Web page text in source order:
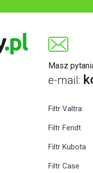
Masz
e-mail:
Filtr Valtra
Filtr Fendt
Filtr Kubota
Filtr Case